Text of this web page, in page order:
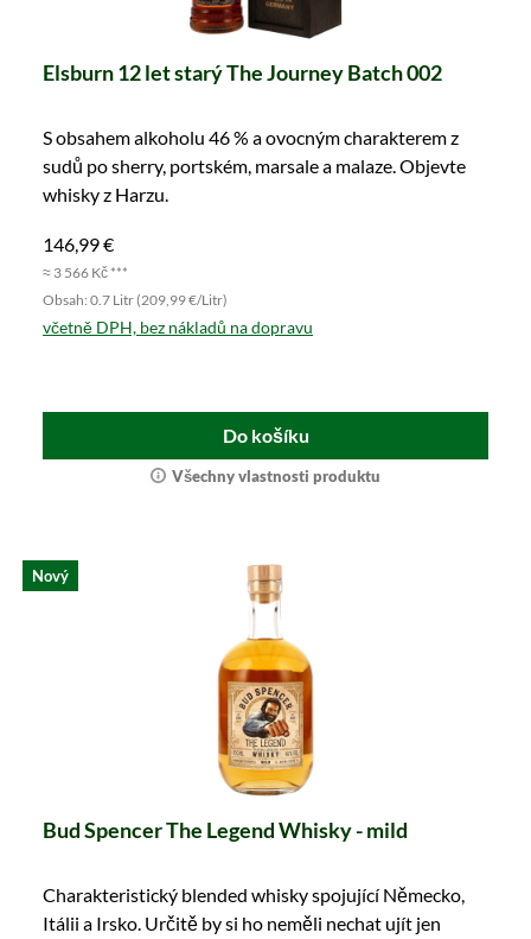
Elsburn 12 let starý The Journey Batch 002
S obsahem alkoholu 46 % a ovocným charakterem z
sudů po sherry, portském, marsale a malaze. Objevte
whisky z Harzu.
146,99 €
≈ 3 566 Kč ***
Obsah: 0.7 Litr (209,99 €/Litr)
včetně DPH, bez nákladů na dopravu
Do košíku
Všechny vlastnosti produktu
Nový
Bud Spencer The Legend Whisky - mild
Charakteristický blended whisky spojující Německo,
Itálii a Irsko. Určitě by si ho neměli nechat ujít jen